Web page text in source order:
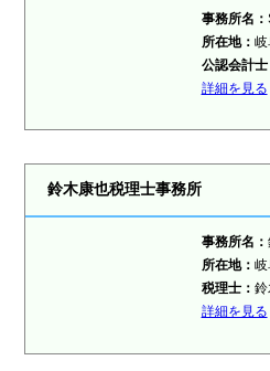
事務所名：
所在地：
公認会計士
詳細を見る
鈴木康也税理士事務所
事務所名：
所在地：
税理士： 鈴
詳細を見る